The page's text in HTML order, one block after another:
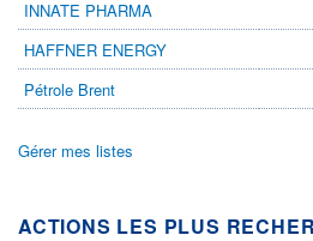
Non éligible
Boursobank
INNATE PHARMA
HAFFNER ENERGY
Pétrole Brent
Gérer mes listes
ACTIONS LES PLUS